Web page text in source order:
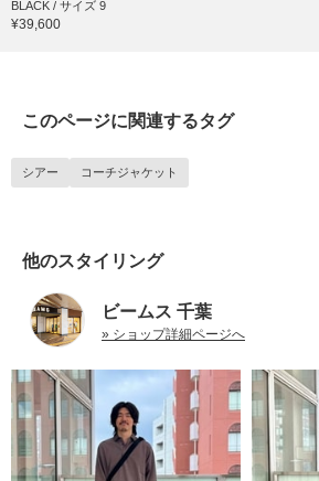
BLACK / サイズ 9
¥39,600
このページに関連するタグ
シアー コーチジャケット
他のスタイリング
ビームス 千葉
» ショップ詳細ページへ